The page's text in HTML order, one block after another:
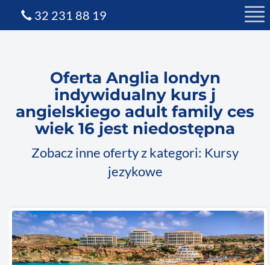
Oferta Anglia londyn
indywidualny kurs j
angielskiego adult family ces
wiek 16 jest niedostępna
Zobacz inne oferty z kategori: Kursy
jezykowe
32 231 88 19